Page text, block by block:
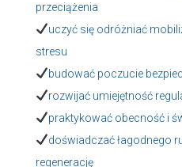
przeciążenia
uczyć się odróżniać
stresu
budować poczucie
rozwijać umiejętność
praktykować obecność i
doświadczać łagodnego
regenerację